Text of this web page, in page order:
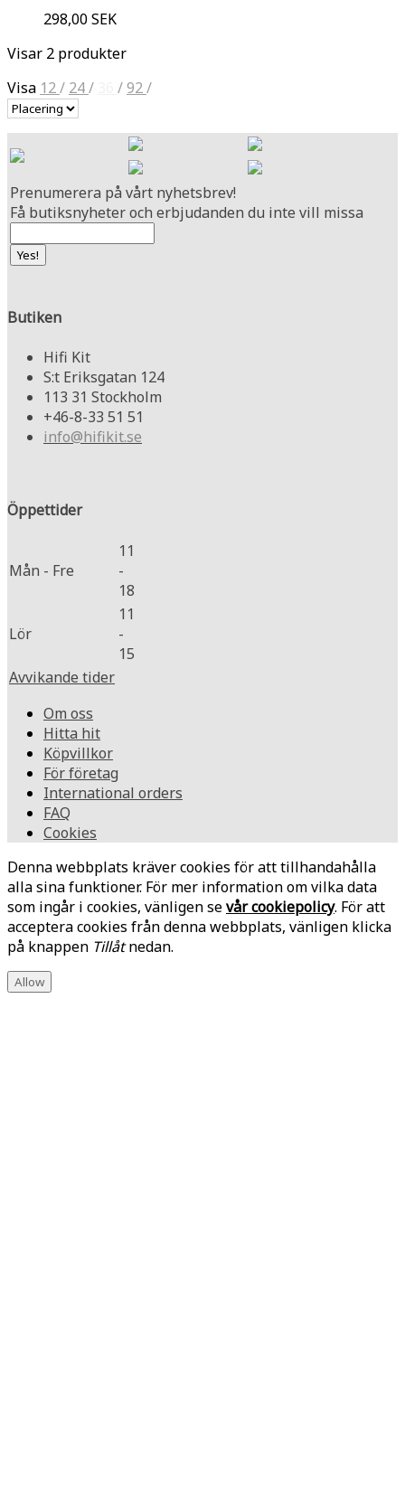
298,00 SEK
Visar 2 produkter
Visa 12/ 24/ /92/
Prenumerera på vårt nyhetsbrev!
Få butiksnyheter och erbjudanden du inte vill missa
Butiken
Hifi Kit
S:t Eriksgatan 124
113 31 Stockholm
+46-8-33 51 51
info@hifikit.se
Öppettider
Mån - Fre
11
-
18
Lör
11
-
15
Avvikande tider
Om oss
Hitta hit
Köpvillkor
För företag
International orders
FAQ
Cookies
Denna webbplats kräver cookies för att tillhandahålla
alla sina funktioner. För mer information om vilka data
som ingår i cookies, vänligen sevår cookiepolicy. För att
acceptera cookies från denna webbplats, vänligen klicka
på knappen Tillåtnedan.
Allow